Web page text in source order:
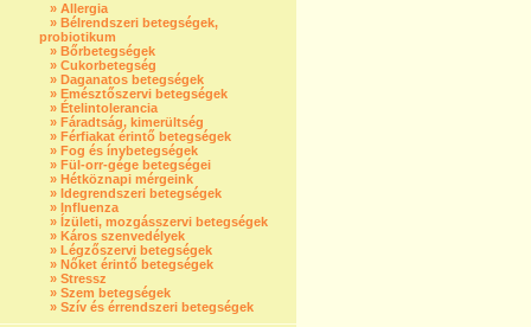
» Allergia
» Bélrendszeri betegségek,
probiotikum
» Bőrbetegségek
» Cukorbetegség
» Daganatos betegségek
» Emésztőszervi betegségek
» Ételintolerancia
» Fáradtság, kimerültség
» Férfiakat érintő betegségek
» Fog és ínybetegségek
» Fül-orr-gége betegségei
» Hétköznapi mérgeink
» Idegrendszeri betegségek
» Influenza
» Ízületi, mozgásszervi betegségek
» Káros szenvedélyek
» Légzőszervi betegségek
» Nőket érintő betegségek
» Stressz
» Szem betegségek
» Szív és érrendszeri betegségek